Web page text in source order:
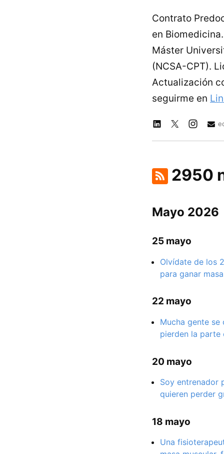
Contrato
en
Máster
(NCSA-CPT).
Actualización
seguirme en
2950
Mayo 2026
25 mayo
Olvídate de los
para ganar
22 mayo
Mucha gente se
pierden la parte
20 mayo
Soy entrenador
quieren perder
18 mayo
Una